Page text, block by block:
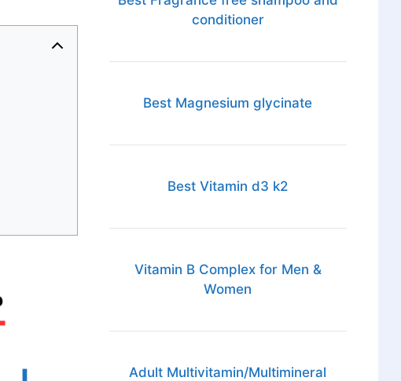
conditioner
Best Magnesium glycinate
Best Vitamin d3 k2
Vitamin B Complex for Men &
Women
Adult Multivitamin/Multimineral